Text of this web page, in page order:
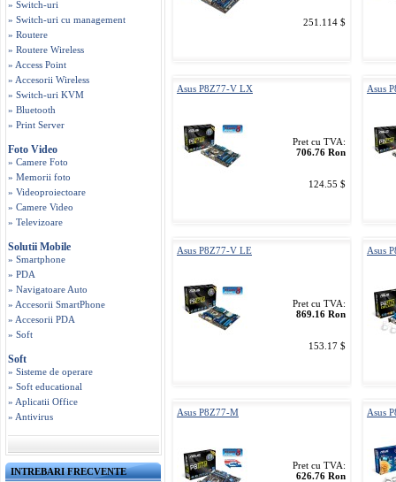
» Switch-uri
» Switch-uri cu management
» Routere
» Routere Wireless
» Access Point
» Accesorii Wireless
» Switch-uri KVM
» Bluetooth
» Print Server
Foto Video
» Camere Foto
» Memorii foto
» Videoproiectoare
» Camere Video
» Televizoare
Solutii Mobile
» Smartphone
» PDA
» Navigatoare Auto
» Accesorii SmartPhone
» Accesorii PDA
» Soft
Soft
» Sisteme de operare
» Soft educational
» Aplicatii Office
» Antivirus
INTREBARI FRECVENTE
251.114 $
Asus P8Z77-V LX
Pret cu TVA:
706.76 Ron
124.55 $
Asus
Asus P8Z77-V LE
Pret cu TVA:
869.16 Ron
153.17 $
Asus
Asus P8Z77-M
Pret cu TVA:
626.76 Ron
Asus